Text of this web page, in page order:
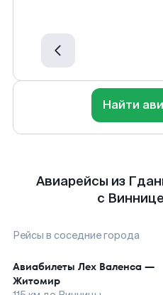
Найти
Авиарейсы из
с
Рейсы в соседние города
Авиабилеты Лех Валенса —
Житомир